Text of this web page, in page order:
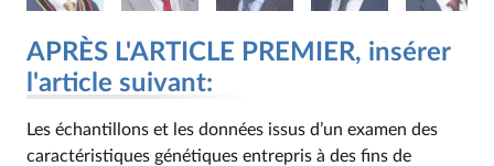
APRÈS L'ARTICLE PREMIER, insérer
l'article suivant:
Les échantillons et les données issus d’un examen des
caractéristiques génétiques entrepris à des fins de